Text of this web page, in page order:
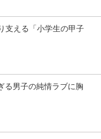
支える「小学生の甲子
る男子の純情ラブに胸